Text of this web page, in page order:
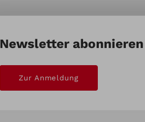
Newsletter abonnieren
Zur Anmeldung